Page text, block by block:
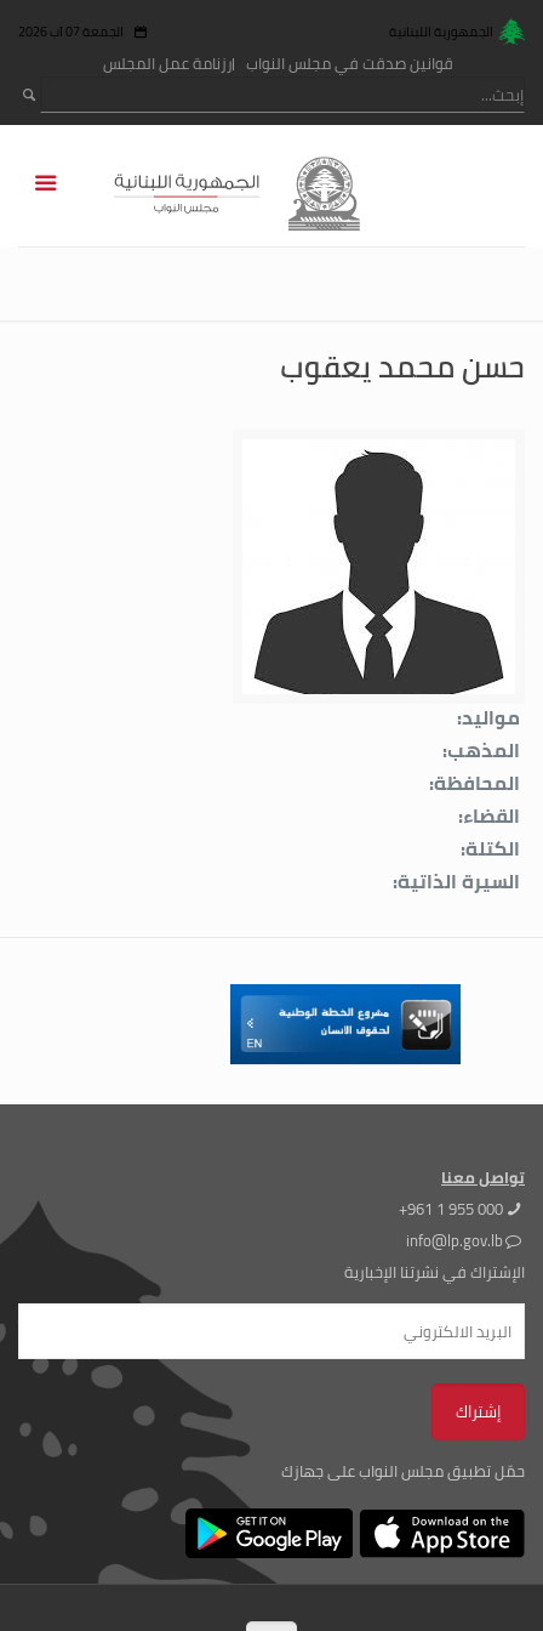
الجمهورية اللبنانية الجمعة 07 آب 2026
قوانين صدقت في مجلس النواب رزنامة عمل المجلس
حسن محمد يعقوب
مواليد:
المذهب:
المحافظة:
القضاء:
الكتلة:
السيرة الذاتية:
تواصل معنا
+961 1 955 000
info@lp.gov.lb
الإشتراك في نشرتنا الإخبارية
حمّل تطبيق مجلس النواب على جهازك